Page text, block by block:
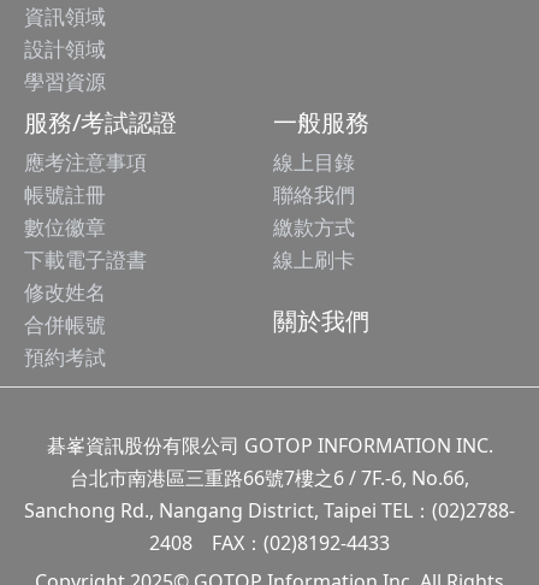
資訊領域
設計領域
學習資源
服務/考試認證
應考注意事項
帳號註冊
數位徽章
下載電子證書
修改姓名
合併帳號
預約考試
一般服務
線上目錄
聯絡我們
繳款方式
線上刷卡
關於我們
碁峯資訊股份有限公司 GOTOP INFORMATION INC.
台北市南港區三重路66號7樓之6 / 7F.-6, No.66,
Sanchong Rd., Nangang District, Taipei TEL：(02)2788-
2408 FAX：(02)8192-4433